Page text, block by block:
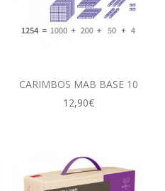
CARIMBOS MAB BASE 10
12,90€